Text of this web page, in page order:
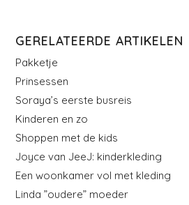
GERELATEERDE ARTIKELEN
Pakketje
Prinsessen
Soraya’s eerste busreis
Kinderen en zo
Shoppen met de kids
Joyce van JeeJ: kinderkleding
Een woonkamer vol met kleding
Linda ”oudere” moeder